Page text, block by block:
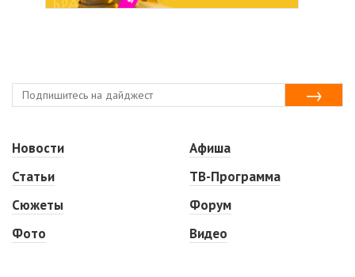
Новости
Статьи
Сюжеты
Фото
Афиша
ТВ-Программа
Форум
Видео